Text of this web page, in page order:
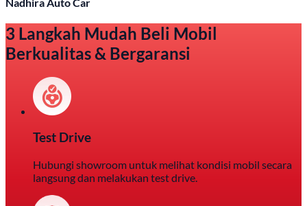
3 Langkah Mudah Beli Mobil
Berkualitas & Bergaransi
Test Drive
Hubungi showroom untuk melihat kondisi mobil secara
langsung dan melakukan test drive.